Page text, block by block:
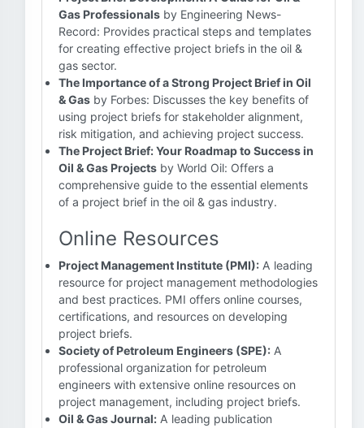
Gas Professionals by Engineering News-
Record: Provides practical steps and templates
for creating effective project briefs in the oil &
gas sector.
The Importance of a Strong Project Brief in Oil
& Gas by Forbes: Discusses the key benefits of
using project briefs for stakeholder alignment,
risk mitigation, and achieving project success.
The Project Brief: Your Roadmap to Success in
Oil & Gas Projects by World Oil: Offers a
comprehensive guide to the essential elements
of a project brief in the oil & gas industry.
Online Resources
Project Management Institute (PMI): A leading
resource for project management methodologies
and best practices. PMI offers online courses,
certifications, and resources on developing
project briefs.
Society of Petroleum Engineers (SPE): A
professional organization for petroleum
engineers with extensive online resources on
project management, including project briefs.
Oil & Gas Journal: A leading publication